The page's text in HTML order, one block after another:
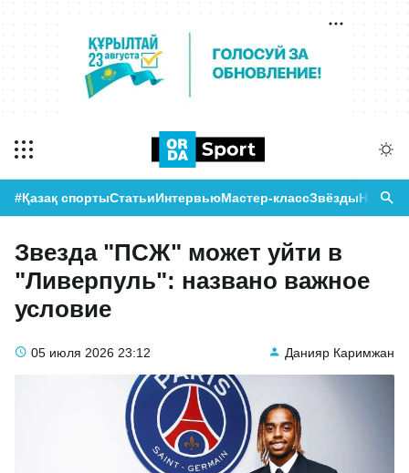
#Қазақ спортыСтатьиИнтервьюМастер-классЗвёзды
Звезда "ПСЖ" может уйти в
"Ливерпуль": названо важное
условие
05 июля 2026 23:12 Данияр Каримжан